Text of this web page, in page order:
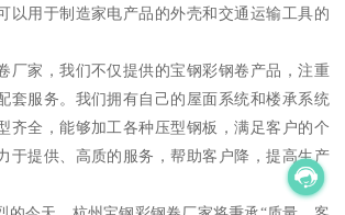
以用于制造家电产品的外壳和交通运输工具的
厂家，我们不仅提供的宝钢彩钢卷产品，注重
套服务。我们拥有自己的屋面系统和楼承系统
齐全，能够加工各种压型钢板，满足客户的个
于提供、高质的服务，帮助客户降，提高生产